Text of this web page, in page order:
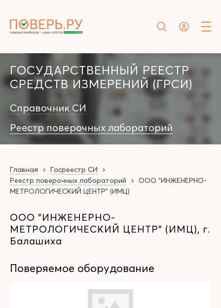
ГОСУДАРСТВЕННЫЙ РЕЕСТР
СРЕДСТВ ИЗМЕРЕНИЙ (ГРСИ)
Справочник СИ
Реестр поверочных лабораторий
Главная
Госреестр СИ
Реестр поверочных лабораторий
ООО "ИНЖЕНЕРНО-
МЕТРОЛОГИЧЕСКИЙ ЦЕНТР" (ИМЦ)
ООО "ИНЖЕНЕРНО-
МЕТРОЛОГИЧЕСКИЙ ЦЕНТР" (ИМЦ), г.
Балашиха
Поверяемое оборудование